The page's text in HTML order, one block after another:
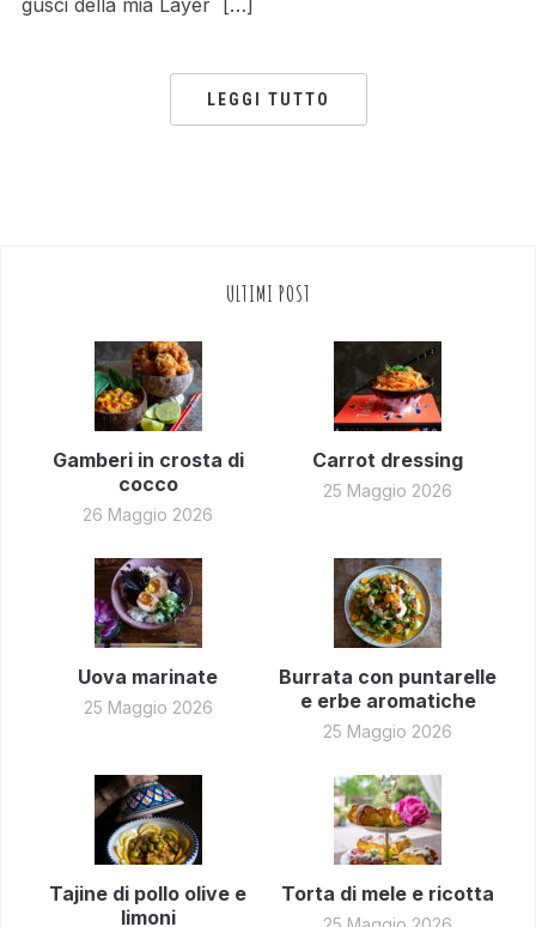
LEGGI TUTTO
ULTIMI POST
Gamberi in crosta di
cocco
26 Maggio 2026
Carrot dressing
25 Maggio 2026
Uova marinate
25 Maggio 2026
Burrata con puntarelle
e erbe aromatiche
25 Maggio 2026
Tajine di pollo olive e
limoni
Torta di mele e ricotta